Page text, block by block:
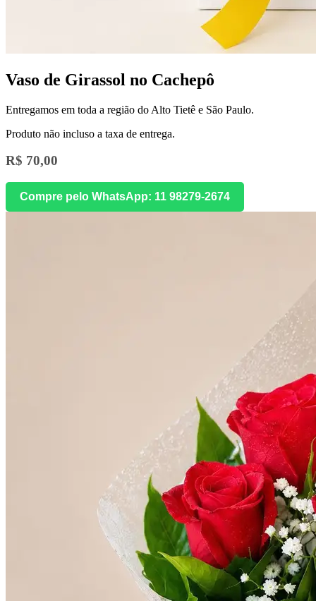
Vaso de Girassol no Cachepô
Entregamos em toda a região do Alto Tietê e São Paulo.
Produto não incluso a taxa de entrega.
R$ 70,00
Compre pelo WhatsApp: 11 98279-2674